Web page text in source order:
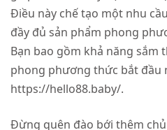
Điều này chế tạo một nhu
đầy đủ sản phẩm phong
Bạn bao gồm khả năng sắm
phong phương thức bắt đầu
https://hello88.baby/.
Đừng quên đào bới thêm